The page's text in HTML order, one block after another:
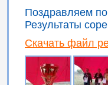
Поздравляем
Результаты
Скачать файл